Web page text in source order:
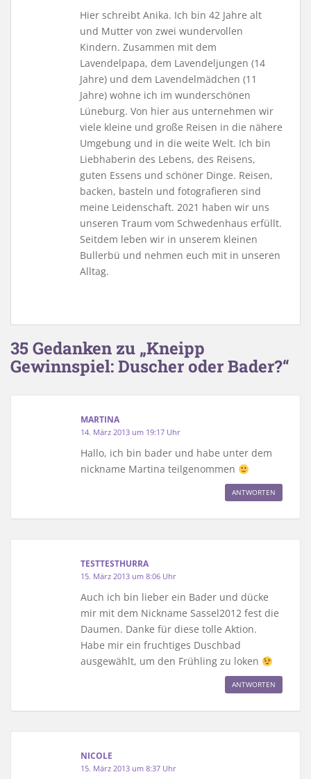
Hier schreibt Anika. Ich bin 42 Jahre alt
und Mutter von zwei wundervollen
Kindern. Zusammen mit dem
Lavendelpapa, dem Lavendeljungen (14
Jahre) und dem Lavendelmädchen (11
Jahre) wohne ich im wunderschönen
Lüneburg. Von hier aus unternehmen wir
viele kleine und große Reisen in die nähere
Umgebung und in die weite Welt. Ich bin
Liebhaberin des Lebens, des Reisens,
guten Essens und schöner Dinge. Reisen,
backen, basteln und fotografieren sind
meine Leidenschaft. 2021 haben wir uns
unseren Traum vom Schwedenhaus erfüllt.
Seitdem leben wir in unserem kleinen
Bullerbü und nehmen euch mit in unseren
Alltag.
35 Gedanken zu „Kneipp
Gewinnspiel: Duscher oder Bader?“
MARTINA
14. März 2013 um 19:17 Uhr
Hallo, ich bin bader und habe unter dem
nickname Martina teilgenommen
ANTWORTEN
TESTTESTHURRA
15. März 2013 um 8:06 Uhr
Auch ich bin lieber ein Bader und dücke
mir mit dem Nickname Sassel2012 fest die
Daumen. Danke für diese tolle Aktion.
Habe mir ein fruchtiges Duschbad
ausgewählt, um den Frühling zu loken
ANTWORTEN
NICOLE
15. März 2013 um 8:37 Uhr